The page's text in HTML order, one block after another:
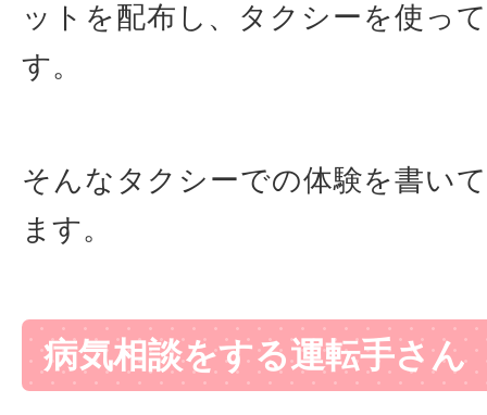
ットを配布し、タクシーを使っ
す。
そんなタクシーでの体験を書い
ます。
病気相談をする運転手さん